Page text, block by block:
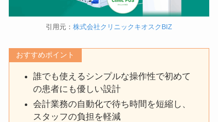
引用元： 株式会社クリニックキオスクBIZ
おすすめポイント
誰でも使えるシンプルな操作性で初めて
の患者にも優しい設計
会計業務の自動化で待ち時間を短縮し、
スタッフの負担を軽減